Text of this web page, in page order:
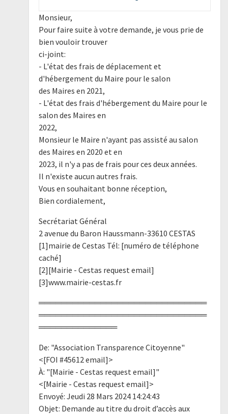
Monsieur,
Pour faire suite à votre demande, je vous prie de
bien vouloir trouver
ci-joint:
- L'état des frais de déplacement et
d'hébergement du Maire pour le salon
des Maires en 2021,
- L'état des frais d'hébergement du Maire pour le
salon des Maires en
2022,
Monsieur le Maire n'ayant pas assisté au salon
des Maires en 2020 et en
2023, il n'y a pas de frais pour ces deux années.
Il n'existe aucun autres frais.
Vous en souhaitant bonne réception,
Bien cordialement,
Secrétariat Général
2 avenue du Baron Haussmann-33610 CESTAS
[1]mairie de Cestas Tél: [numéro de téléphone
caché]
[2][Mairie - Cestas request email]
[3]www.mairie-cestas.fr
══════════════════════════════
══════════════════════════════
══════════════
De: "Association Transparence Citoyenne"
<[FOI #45612 email]>
À: "[Mairie - Cestas request email]"
<[Mairie - Cestas request email]>
Envoyé: Jeudi 28 Mars 2024 14:24:43
Objet: Demande au titre du droit d’accès aux